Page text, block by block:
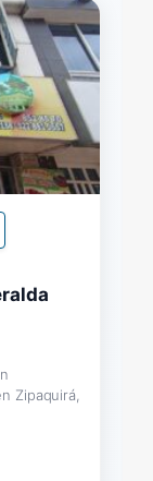
Zipaquirá,